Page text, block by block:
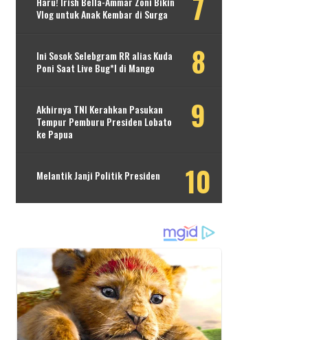
Vlog untuk Anak Kembar di Surga
Ini Sosok Selebgram RR alias Kuda
Poni Saat Live Bug*l di Mango
Akhirnya TNI Kerahkan Pasukan
Tempur Pemburu Presiden Lobato
ke Papua
Melantik Janji Politik Presiden